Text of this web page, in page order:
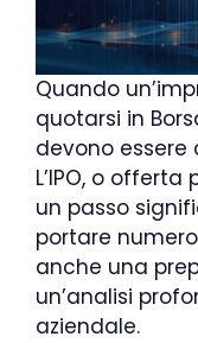
Quando
quotarsi in
devono
L’IPO, o
un passo
portare
anche una
un’analisi
aziendale.